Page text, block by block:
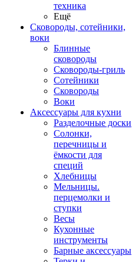
техника
Ещё
Сковороды, сотейники,
воки
Блинные
сковороды
Сковороды-гриль
Сотейники
Сковороды
Воки
Аксессуары для кухни
Разделочные доски
Солонки,
перечницы и
ёмкости для
специй
Хлебницы
Мельницы.
перцемолки и
ступки
Весы
Кухонные
инструменты
Барные аксессуары